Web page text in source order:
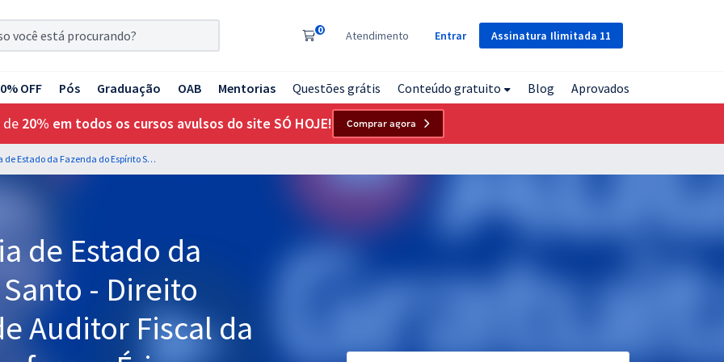
Assinatura Ilimitada 11
0 Atendimento Entrar
OFF Pós Graduação OAB Mentorias Questões grátis Conteúdo gratuito Blog Aprovados
de 20% em todos os cursos avulsos do site SÓ HOJE! Comprar agora
SEFAZ ES - Secretaria de Estado da Fazenda do Espírito Santo - Direito Penal para o cargo de Auditor Fiscal da Receita Estadual - Professor Érico Palazzo
de Estado da
- Direito
Auditor Fiscal da